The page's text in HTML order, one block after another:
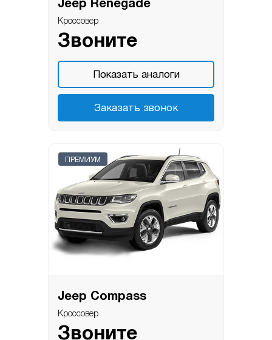
Jeep Renegade
Кроссовер
Звоните
Показать аналоги
Заказать звонок
ПРЕМИУМ
Jeep Compass
Кроссовер
Звоните